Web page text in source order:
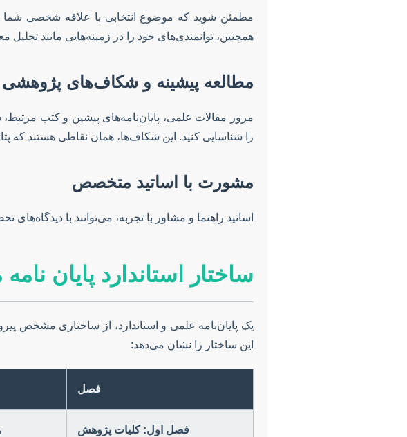
مطمئن شوید که موضوع انتخابی با علاقه شخصی شما
همچنین، توانمندی‌های خود را در زمینه‌هایی مانند تحلیل
مطالعه پیشینه و شکاف‌های پژوهشی
مرور مقالات علمی، پایان‌نامه‌های پیشین و کتب
را شناسایی کنید. این شکاف‌ها، همان نقاطی هستند که
مشورت با اساتید متخصص
اساتید راهنما و مشاور با تجربه، می‌توانند با
ساختار استاندارد پایان
یک پایان‌نامه علمی و استاندارد، از ساختاری مشخص
این ساختار را نشان می‌دهد:
فصل
فصل اول: کلیات پژوهش